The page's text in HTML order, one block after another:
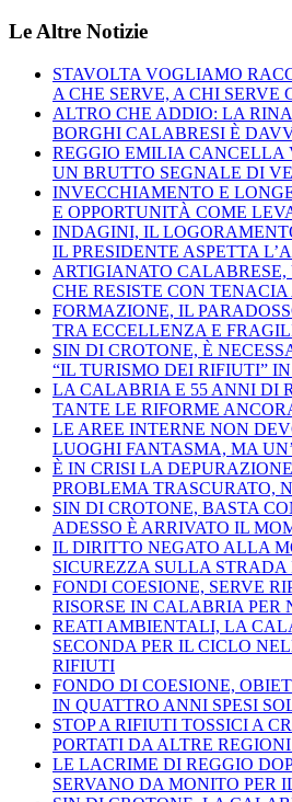
Le Altre Notizie
STAVOLTA VOGLIAMO
A CHE SERVE, A CHI
ALTRO CHE ADDIO: LA
BORGHI CALABRESI È
REGGIO EMILIA CANCELLA
UN BRUTTO SEGNALE DI
INVECCHIAMENTO E
E OPPORTUNITÀ COME
INDAGINI, IL
IL PRESIDENTE ASPETTA
ARTIGIANATO CALABRESE,
CHE RESISTE CON
FORMAZIONE, IL
TRA ECCELLENZA E
SIN DI CROTONE, È
“IL TURISMO DEI RIFIUTI”
LA CALABRIA E 55 ANNI DI
TANTE LE RIFORME
LE AREE INTERNE NON
LUOGHI FANTASMA, MA
È IN CRISI LA
PROBLEMA TRASCURATO,
SIN DI CROTONE, BASTA
ADESSO È ARRIVATO IL
IL DIRITTO NEGATO ALLA
SICUREZZA SULLA
FONDI COESIONE, SERVE
RISORSE IN CALABRIA PER
REATI AMBIENTALI, LA
SECONDA PER IL CICLO
RIFIUTI
FONDO DI COESIONE,
IN QUATTRO ANNI SPESI
STOP A RIFIUTI TOSSICI A
PORTATI DA ALTRE
LE LACRIME DI REGGIO
SERVANO DA MONITO PER